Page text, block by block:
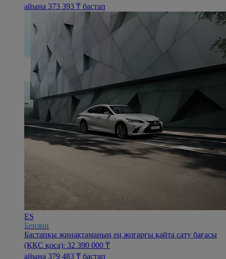
айына 373 393 ₸ бастап
ES
Бензин
Бастапқы жинақтаманың ең жоғарғы қайта сату бағасы
(ҚҚС қоса): 32 390 000 ₸
айына 379 483 ₸ бастап